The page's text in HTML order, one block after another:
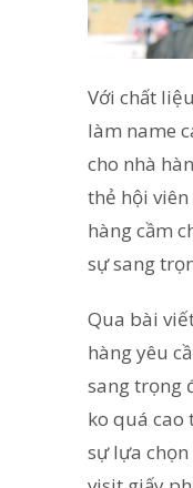
Với chất
làm name
cho nhà
thẻ hội
hàng cầm
sự sang
Qua bài
hàng yêu
sang trọng
ko quá cao
sự lựa